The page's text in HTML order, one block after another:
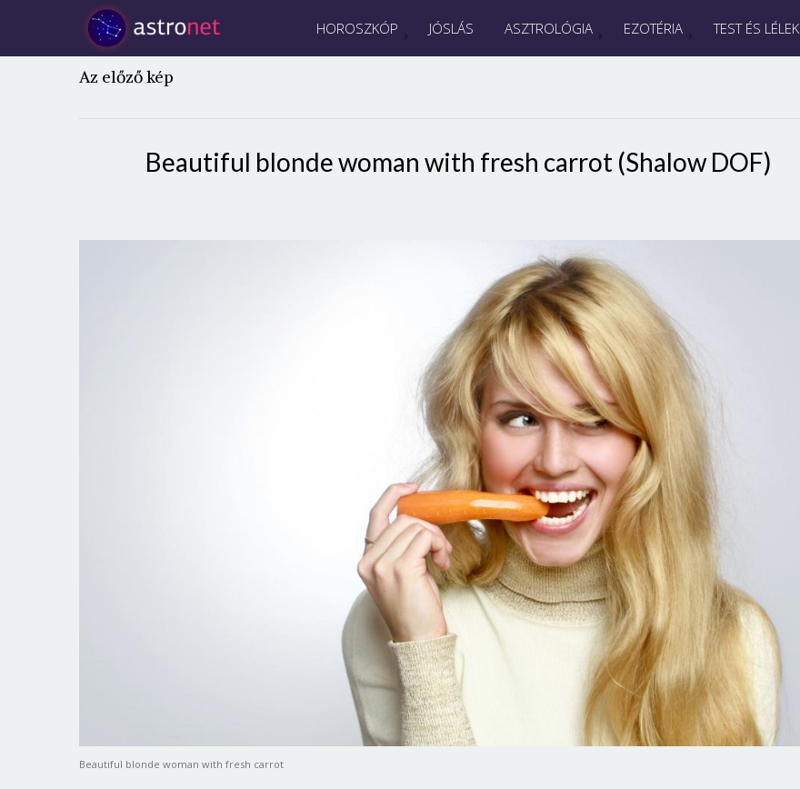
HOROSZKÓP JÓSLÁS ASZTROLÓGIA EZOTÉRIA TEST ÉS LÉLEK
Az előző kép
Beautiful blonde woman with fresh carrot (Shalow DOF)
Beautiful blonde woman with fresh carrot